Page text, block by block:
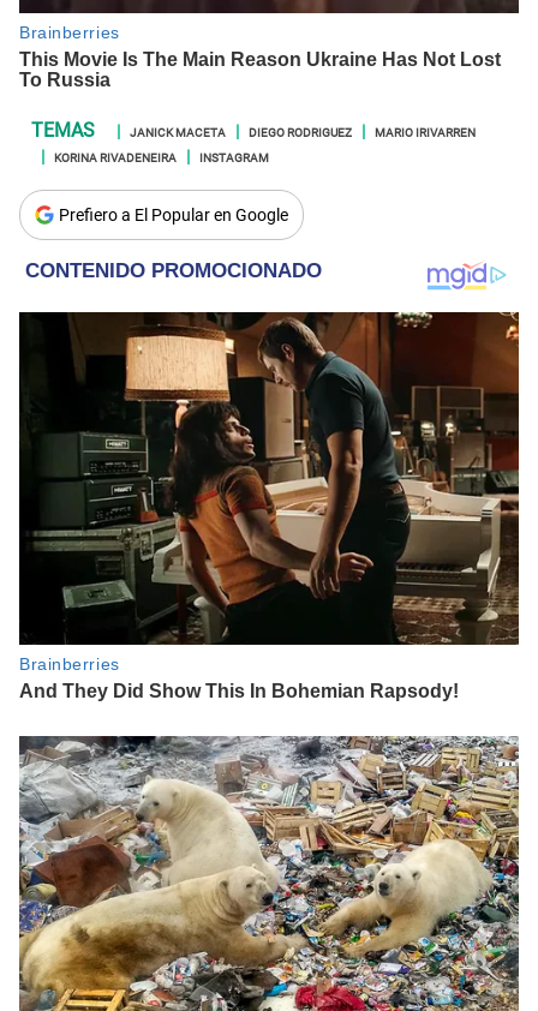
JANICK MACETA DIEGO RODRIGUEZ
MARIO IRIVARREN
KORINA RIVADENEIRA
INSTAGRAM
Prefiero a El Popular en Google